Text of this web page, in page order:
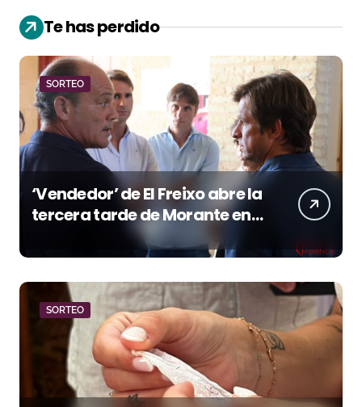
Te has perdido
SORTEO
‘Vendedor’ de El Freixo abre la
tercera tarde de Morante en
la temporada portuense
SORTEO